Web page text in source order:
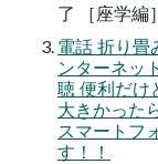
了 ［座学編
電話 折り畳
ンターネッ
聴 便利だけ
大きかった
スマートフ
す！！